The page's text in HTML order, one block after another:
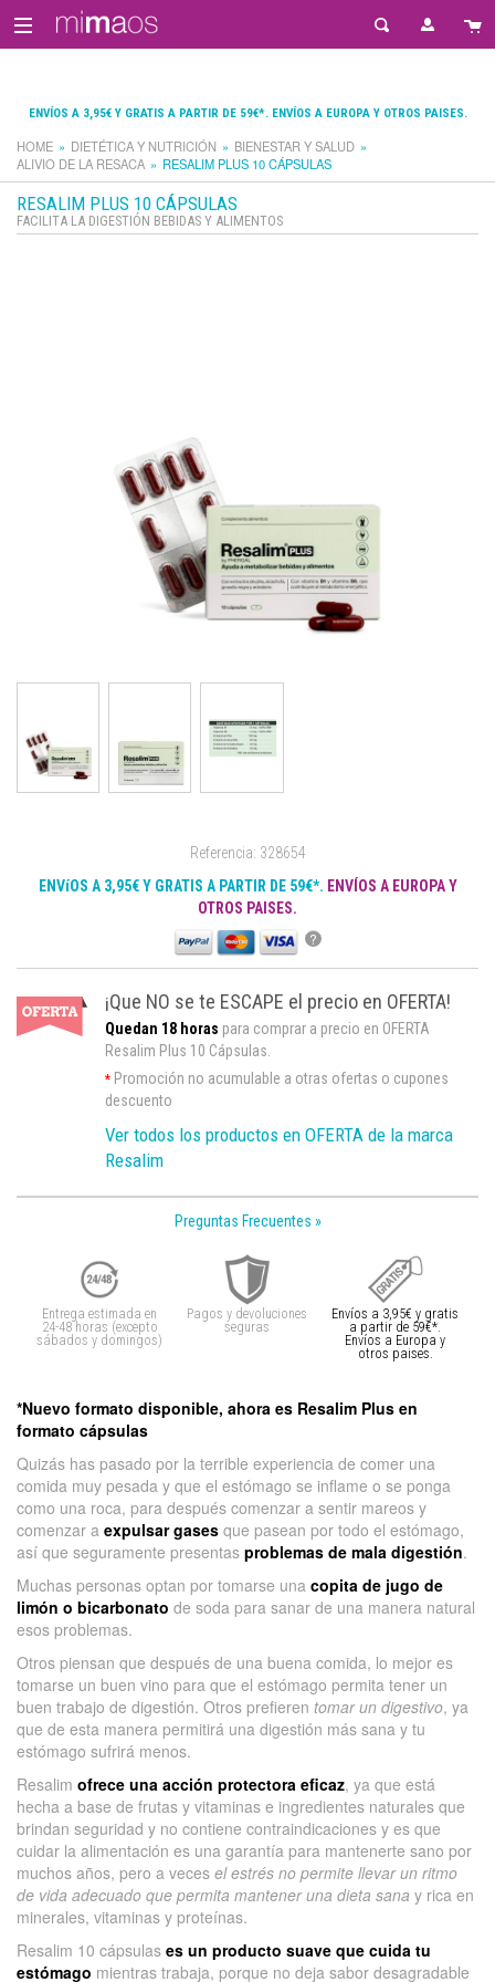
ENVÍOS A 3,95€ Y GRATIS A PARTIR DE 59€*. ENVÍOS A EUROPA Y OTROS PAISES.
HOME DIETÉTICA Y NUTRICIÓN
BIENESTAR Y SALUD
ALIVIO DE LA RESACA
RESALIM PLUS 10 CÁPSULAS
RESALIM PLUS 10 CÁPSULAS
FACILITA LA DIGESTIÓN BEBIDAS Y ALIMENTOS
Referencia: 328654
ENVíOS A 3,95€ Y GRATIS A PARTIR DE 59€*. ENVÍOS A EUROPA Y
OTROS PAISES.
?
¡Que NO se te ESCAPE el precio en OFERTA!
Quedan 18 horas para comprar a precio en OFERTA
Resalim Plus 10 Cápsulas.
* Promoción no acumulable a otras ofertas o cupones
descuento
Ver todos los productos en OFERTA de la marca
Resalim
Preguntas Frecuentes »
Entrega estimada en
24-48 horas (excepto
sábados y domingos)
Pagos y devoluciones
seguras
Envíos a 3,95€ y gratis
a partir de 59€*.
Envíos a Europa y
otros paises.
*Nuevo formato disponible, ahora es Resalim Plus en
formato cápsulas
Quizás has pasado por la terrible experiencia de comer una
comida muy pesada y que el estómago se inflame o se ponga
como una roca, para después comenzar a sentir mareos y
comenzar a expulsar gases que pasean por todo el estómago,
así que seguramente presentas problemas de mala digestión.
Muchas personas optan por tomarse una copita de jugo de
limón o bicarbonato de soda para sanar de una manera natural
esos problemas.
Otros piensan que después de una buena comida, lo mejor es
tomarse un buen vino para que el estómago permita tener un
buen trabajo de digestión. Otros prefieren tomar un digestivo, ya
que de esta manera permitirá una digestión más sana y tu
estómago sufrirá menos.
Resalim ofrece una acción protectora eficaz, ya que está
hecha a base de frutas y vitaminas e ingredientes naturales que
brindan seguridad y no contiene contraindicaciones y es que
cuidar la alimentación es una garantía para mantenerte sano por
muchos años, pero a veces el estrés no permite llevar un ritmo
de vida adecuado que permita mantener una dieta sana y rica en
minerales, vitaminas y proteínas.
Resalim 10 cápsulas es un producto suave que cuida tu
estómago mientras trabaja, porque no deja sabor desagradable